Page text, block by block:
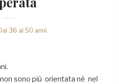
36 ai 50 anni
sono più orientata né nel